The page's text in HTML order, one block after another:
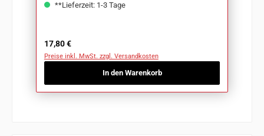
**Lieferzeit: 1-3 Tage
Regulärer Preis:
17,80 €
Preise inkl. MwSt. zzgl. Versandkosten
In den Warenkorb